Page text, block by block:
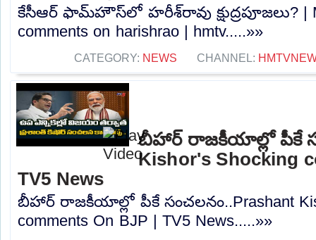
కేసీఆర్ ఫామ్‌హౌస్‌లో హరీశ్‌రావు క్షుద్రపూజలు? |
comments on harishrao | hmtv.....»»
CATEGORY: NEWS CHANNEL:
బీహార్ రాజకీయాల్లో పీకే
Kishor's Shocking
TV5 News
బీహార్ రాజకీయాల్లో పీకే సంచలనం..Prashant
comments On BJP | TV5 News.....»»